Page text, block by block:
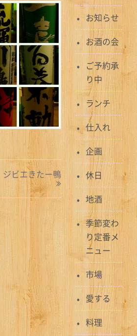
ジビエきたー鴨
お知らせ
お酒の会
ご予約承
り中
ランチ
仕入れ
企画
休日
地酒
季節変わ
り定番メ
ニュー
市場
愛する
料理